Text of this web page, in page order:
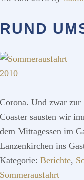
RUND
Corona. Und zwar
Coaster sausten wir
dem Mittagessen im
Lanzenkirchen ins
Kategorie: Berichte,
Sommerausfahrt